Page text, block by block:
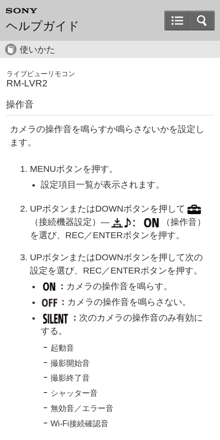
ヘルプガイド
使いかた
ライブビューリモコン
RM-LVR2
操作音
カメラの操作音を鳴らすか鳴らさないかを設定し
ます。
MENUボタンを押す。
設定項目一覧が表示されます。
UPボタンまたはDOWNボタンを押して
（接続機器設定）―
（操作音）
を選び、REC／ENTERボタンを押す。
UPボタンまたはDOWNボタンを押して次の
設定を選び、REC／ENTERボタンを押す。
： カメラの操作音を鳴らす。
： カメラの操作音を鳴らさない。
： 次のカメラの操作音のみ有効に
する。
起動音
撮影開始音
撮影終了音
シャッター音
無効音／エラー音
Wi-Fi接続確認音